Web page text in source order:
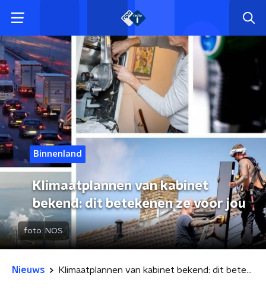
Binnenland
Klimaatplannen van kabinet
bekend: dit betekenen ze voor jou
foto: NOS
Nieuws Klimaatplannen van kabinet bekend: dit betekenen ze voor jou